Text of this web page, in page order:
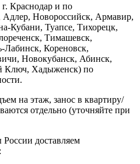
г. Краснодар и по
Новороссийск, Армавир,
Кубани, Туапсе, Тихорецк,
Тимашевск,
Лабинск, Кореновск,
Новокубанск, Абинск,
Ключ, Хадыженск) по
на этаж, занос в квартиру/
отдельно (уточняйте при
доставляем